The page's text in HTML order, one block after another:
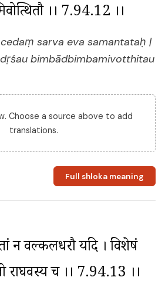
।। 7.94.12 ।।
sarva eva samantataḥ |
bimbādbimbamivotthitau
Choose a source above to add
translations.
Full shloka meaning
न वल्कलधरौ यदि । विशेषं
राघवस्य च ।। 7.94.13 ।।